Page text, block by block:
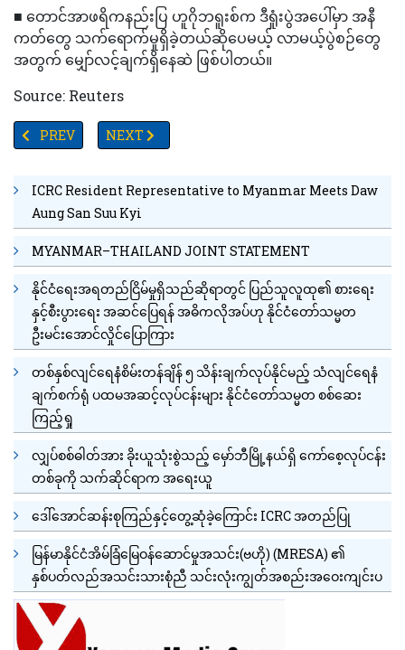
■ တောင်အာဖရိကနည်းပြ ဟူဂိုဘရူးစ်က ဒီရှုံးပွဲအပေါ်မှာ အနီ
ကတ်တွေ သက်ရောက်မှုရှိခဲ့တယ်ဆိုပေမယ့် လာမယ့်ပွဲစဉ်တွေ
အတွက် မျှော်လင့်ချက်ရှိနေဆဲ ဖြစ်ပါတယ်။
Source: Reuters
PREVIOUS ARTICLE: ဝိုင်းရံပိတ်ဆို့ခံနေရသော အာရှပုံစံ - စွမ်း
PREV NEXT ARTICLE: သစ်ပင်များသည်မြို့ပြများကို
NEXT
ICRC Resident Representative to Myanmar Meets Daw
Aung San Suu Kyi
MYANMAR–THAILAND JOINT STATEMENT
နိုင်ငံရေးအရတည်ငြိမ်မှုရှိသည်ဆိုရာတွင် ပြည်သူလူထု၏ စားရေး
နှင့်စီးပွားရေး အဆင်ပြေရန် အဓိကလိုအပ်ဟု နိုင်ငံတော်သမ္မတ
ဦးမင်းအောင်လှိုင်ပြောကြား
တစ်နှစ်လျင်ရေနံစိမ်းတန်ချိန် ၅ သိန်းချက်လုပ်နိုင်မည့် သံလျင်ရေနံ
ချက်စက်ရုံ ပထမအဆင့်လုပ်ငန်းများ နိုင်ငံတော်သမ္မတ စစ်ဆေး
ကြည့်ရှု
လျှပ်စစ်ဓါတ်အား ခိုးယူသုံးစွဲသည့် မှော်ဘီမြို့နယ်ရှိ ကော်စေ့လုပ်ငန်း
တစ်ခုကို သက်ဆိုင်ရာက အရေးယူ
ဒေါ်အောင်ဆန်းစုကြည်နှင့်တွေ့ဆုံခဲ့ကြောင်း ICRC အတည်ပြု
မြန်မာနိုင်ငံအိမ်ခြံမြေဝန်ဆောင်မှုအသင်း(ဗဟို) (MRESA) ၏
နှစ်ပတ်လည်အသင်းသားစုံညီ သင်းလုံးကျွတ်အစည်းအဝေးကျင်းပ